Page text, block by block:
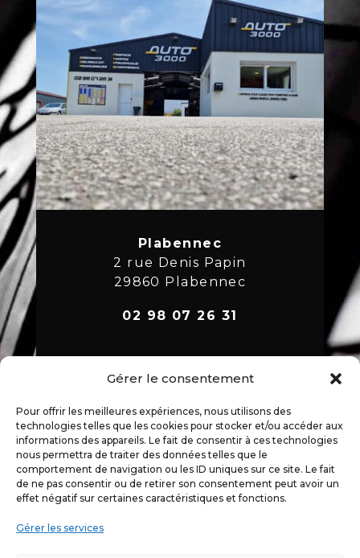
Gérer le consentement
Pour offrir les meilleures expériences, nous utilisons des
technologies telles que les cookies pour stocker et/ou accéder aux
informations des appareils. Le fait de consentir à ces technologies
nous permettra de traiter des données telles que le
comportement de navigation ou les ID uniques sur ce site. Le fait
de ne pas consentir ou de retirer son consentement peut avoir un
effet négatif sur certaines caractéristiques et fonctions.
Gérer les services
Plabennec
2 rue Denis Papin
29860 Plabennec
02 98 07 26 31
Mentions légales
Politique de cookies